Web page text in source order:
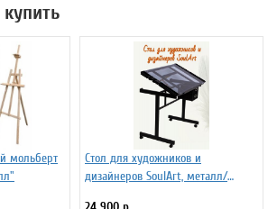
мольберт
Стол для художников и
дизайнеров SoulArt, металл/